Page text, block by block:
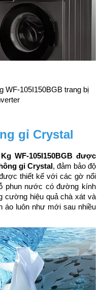
WF-105I150BGB trang bị
gỉ Crystal
WF-105I150BGB được
gỉ Crystal , đảm bảo độ
thiết kế với các gờ nổi
phun nước có đường kính
cường hiệu quả chà xát và
áo luôn như mới sau nhiều